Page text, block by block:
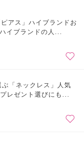
アス」ハイブランドお
イブランドの人...
ぶ「ネックレス」人気
レゼント選びにも...